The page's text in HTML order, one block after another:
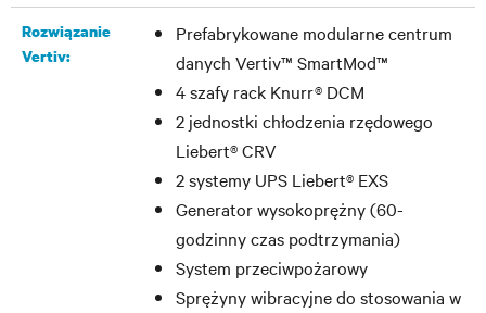
Rozwiązanie
Vertiv:
Prefabrykowane modularne centrum
danych Vertiv™ SmartMod™
4 szafy rack Knurr® DCM
2 jednostki chłodzenia rzędowego
Liebert® CRV
2 systemy UPS Liebert® EXS
Generator wysokoprężny (60-
godzinny czas podtrzymania)
System przeciwpożarowy
Sprężyny wibracyjne do stosowania w